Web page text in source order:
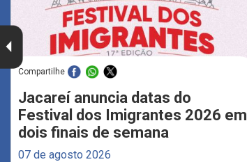
Compartilhe
Jacareí anuncia datas do
Festival dos Imigrantes 2026 em
dois finais de semana
07 de agosto 2026